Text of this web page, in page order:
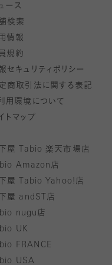
ース
検索
情報
規約
セキュリティポリシー
商取引法に関する表記
用環境について
トマップ
屋 Tabio 楽天市場店
Amazon店
屋
Tabio Yahoo! 店
屋 andST 店
nugu店
UK
FRANCE
USA